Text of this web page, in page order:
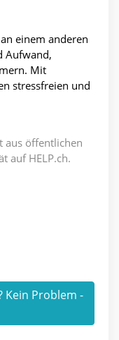
einem anderen
Aufwand,
Mit
stressfreien und
aus öffentlichen
auf HELP.ch.
Kein Problem -